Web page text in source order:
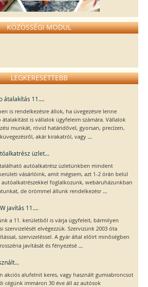
KÖZÖSSÉGI MODUL
LEGKERESETTEBB
átalakítás 11....
is rendelkezésre állok, ha üvegezésre lenne
átalakítást is vállalok ügyfeleim számára. Vállalok
munkát, rövid határidővel, gyorsan, precízen,
akár kirakatról, vagy ...
üzlet...
autóalkatrész üzletünkben mindent
vásárlóink, amit mégsem, azt 1-2 órán belül
autóalkatrészekkel foglalkozunk, webáruházunkban
de örömmel állunk rendelkezésr ...
javítás 11....
a 11. kerületből is várja ügyfeleit, bármilyen
szervizelését elvégezzük. Szervizünk 2003 óta
szervizeléssel. A gyár által előírt minőségben
javítását és fényezésé ...
akciós alufelnit keres, vagy használt gumiabroncsot
cégünk immáron 30 éve áll az autósok